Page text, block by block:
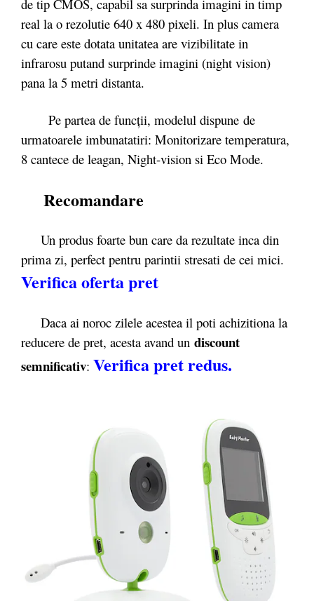
de tip CMOS, capabil sa surprinda imagini in timp
real la o rezolutie 640 x 480 pixeli. In plus camera
cu care este dotata unitatea are vizibilitate in
infrarosu putand surprinde imagini (night vision)
pana la 5 metri distanta.
Pe partea de funcții, modelul dispune de
urmatoarele imbunatatiri: Monitorizare temperatura,
8 cantece de leagan, Night-vision si Eco Mode.
Recomandare
Un produs foarte bun care da rezultate inca din
prima zi, perfect pentru parintii stresati de cei mici.
Verifica oferta pret
Daca ai noroc zilele acestea il poti achizitiona la
reducere de pret, acesta avand un discount
semnificativ: Verifica pret redus.